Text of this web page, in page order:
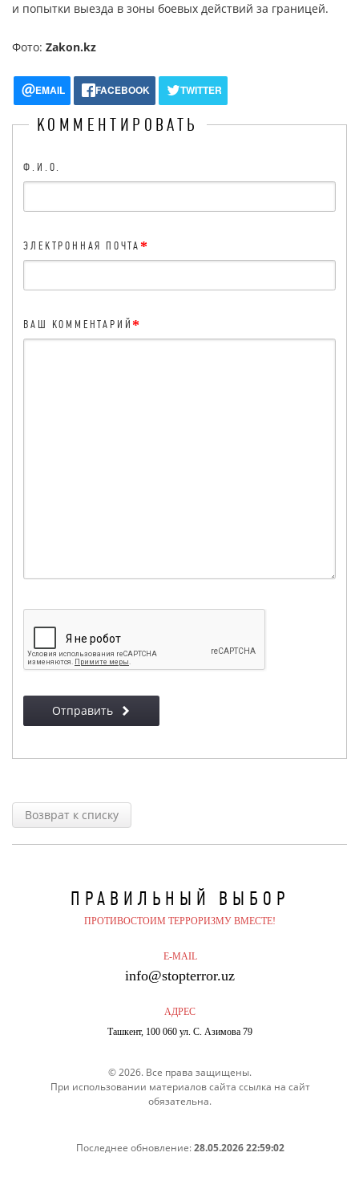
и попытки выезда в зоны боевых действий за границей.
Фото: Zakon.kz
EMAIL FACEBOOK TWITTER
КОММЕНТИРОВАТЬ
Ф.И.О.
ЭЛЕКТРОННАЯ ПОЧТА *
ВАШ КОММЕНТАРИЙ *
Отправить
Возврат к списку
ПРАВИЛЬНЫЙ ВЫБОР
ПРОТИВОСТОИМ ТЕРРОРИЗМУ ВМЕСТЕ!
E-MAIL
info@stopterror.uz
АДРЕС
Ташкент, 100 060 ул. С. Азимова 79
© 2026. Все права защищены.
При использовании материалов сайта ссылка на сайт
обязательна.
Последнее обновление:28.05.2026 22:59:02